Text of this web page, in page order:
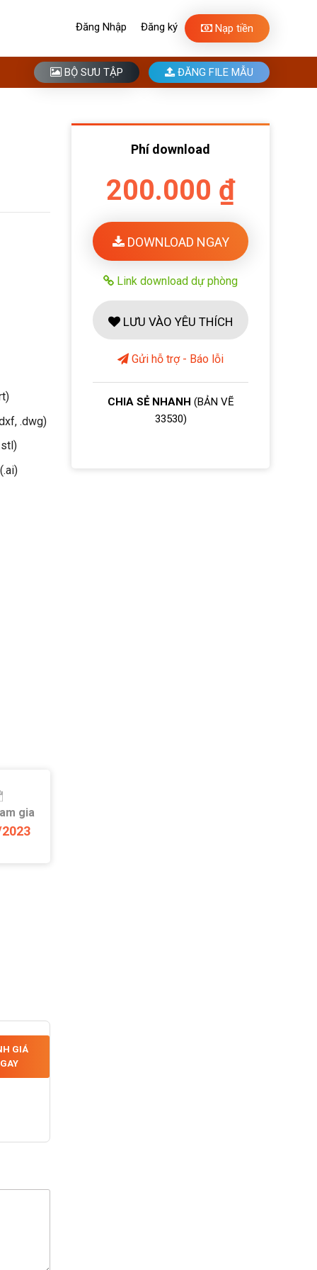
Đăng Nhập Đăng ký Nạp tiền
BỘ SƯU TẬP ĐĂNG FILE MẪU
.dwg)
gia
GIÁ
Phí download
200.000 ₫
DOWNLOAD NGAY
Link download dự phòng
LƯU VÀO YÊU THÍCH
Gửi hỗ trợ - Báo lỗi
CHIA SẺ NHANH (BẢN VẼ
33530)